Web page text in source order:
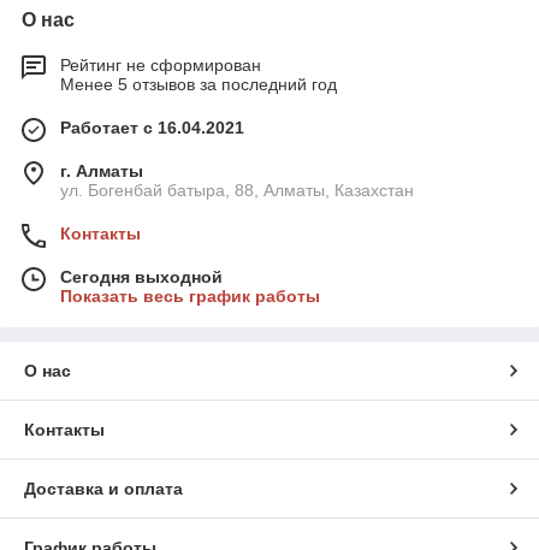
О нас
Рейтинг не сформирован
Менее 5 отзывов за последний год
Работает с 16.04.2021
г. Алматы
ул. Богенбай батыра, 88, Алматы, Казахстан
Контакты
Сегодня выходной
Показать весь график работы
О нас
Контакты
Доставка и оплата